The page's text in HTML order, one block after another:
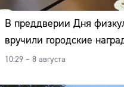
В преддверии Дня
вручили городские
10:29 – 8 августа